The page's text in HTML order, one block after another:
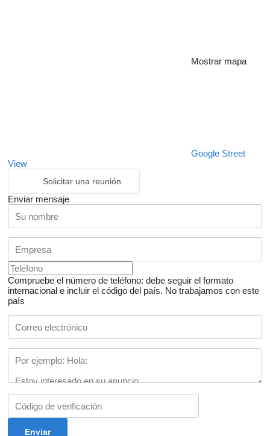
Mostrar mapa
Google Street
View
Solicitar una reunión
Enviar mensaje
Compruebe el número de teléfono: debe seguir el formato
internacional e incluir el código del país. No trabajamos con este
país